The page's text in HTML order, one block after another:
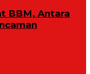
BBM, Antara